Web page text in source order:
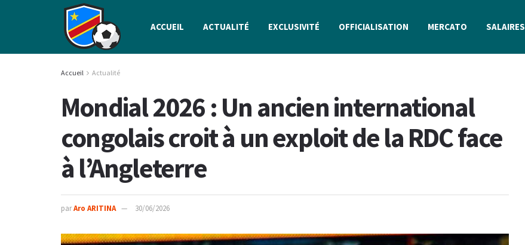
ACCUEIL ACTUALITÉ EXCLUSIVITÉ OFFICIALISATION MERCATO SALAIRES
Accueil Actualité
Mondial 2026 : Un ancien international
congolais croit à un exploit de la RDC face
à l’Angleterre
parAro ARITINA 30/06/2026